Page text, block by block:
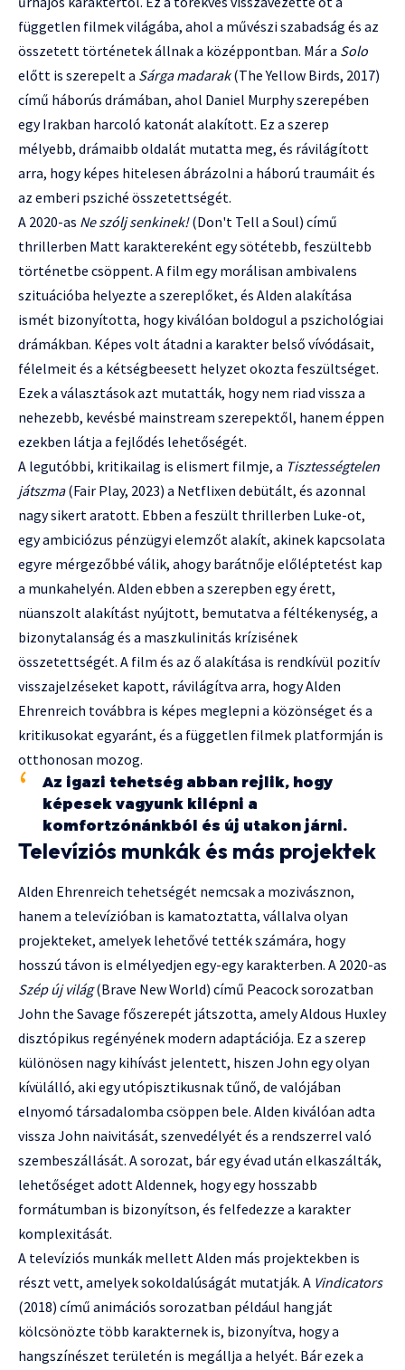
független filmek világába, ahol a művészi szabadság és az
összetett történetek állnak a középpontban. Már a Solo
előtt is szerepelt a Sárga madarak(The Yellow Birds, 2017)
című háborús drámában, ahol Daniel Murphy szerepében
egy Irakban harcoló katonát alakított. Ez a szerep
mélyebb, drámaibb oldalát mutatta meg, és rávilágított
arra, hogy képes hitelesen ábrázolni a háború traumáit és
az emberi psziché összetettségét.
A 2020-as Ne szólj senkinek!(Don't Tell a Soul) című
thrillerben Matt karaktereként egy sötétebb, feszültebb
történetbe csöppent. A film egy morálisan ambivalens
szituációba helyezte a szereplőket, és Alden alakítása
ismét bizonyította, hogy kiválóan boldogul a pszichológiai
drámákban. Képes volt átadni a karakter belső vívódásait,
félelmeit és a kétségbeesett helyzet okozta feszültséget.
Ezek a választások azt mutatták, hogy nem riad vissza a
nehezebb, kevésbé mainstream szerepektől, hanem éppen
ezekben látja a fejlődés lehetőségét.
A legutóbbi, kritikailag is elismert filmje, a Tisztességtelen
játszma(Fair Play, 2023) a Netflixen debütált, és azonnal
nagy sikert aratott. Ebben a feszült thrillerben Luke-ot,
egy ambiciózus pénzügyi elemzőt alakít, akinek kapcsolata
egyre mérgezőbbé válik, ahogy barátnője előléptetést kap
a munkahelyén. Alden ebben a szerepben egy érett,
nüanszolt alakítást nyújtott, bemutatva a féltékenység, a
bizonytalanság és a maszkulinitás krízisének
összetettségét. A film és az ő alakítása is rendkívül pozitív
visszajelzéseket kapott, rávilágítva arra, hogy Alden
Ehrenreich továbbra is képes meglepni a közönséget és a
kritikusokat egyaránt, és a független filmek platformján is
otthonosan mozog.
Az igazi tehetség abban rejlik, hogy
képesek vagyunk kilépni a
komfortzónánkból és új utakon járni.
Televíziós munkák és más projektek
Alden Ehrenreich tehetségét nemcsak a mozivásznon,
hanem a televízióban is kamatoztatta, vállalva olyan
projekteket, amelyek lehetővé tették számára, hogy
hosszú távon is elmélyedjen egy-egy karakterben. A 2020-as
Szép új világ(Brave New World) című Peacock sorozatban
John the Savage főszerepét játszotta, amely Aldous Huxley
disztópikus regényének modern adaptációja. Ez a szerep
különösen nagy kihívást jelentett, hiszen John egy olyan
kívülálló, aki egy utópisztikusnak tűnő, de valójában
elnyomó társadalomba csöppen bele. Alden kiválóan adta
vissza John naivitását, szenvedélyét és a rendszerrel való
szembeszállását. A sorozat, bár egy évad után elkaszálták,
lehetőséget adott Aldennek, hogy egy hosszabb
formátumban is bizonyítson, és felfedezze a karakter
komplexitását.
A televíziós munkák mellett Alden más projektekben is
részt vett, amelyek sokoldalúságát mutatják. A Vindicators
(2018) című animációs sorozatban például hangját
kölcsönözte több karakternek is, bizonyítva, hogy a
hangszínészet területén is megállja a helyét. Bár ezek a